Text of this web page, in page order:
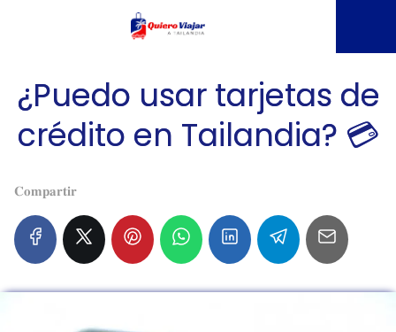
¿Puedo usar tarjetas de
crédito en Tailandia? 💳
𝐂𝐨𝐦𝐩𝐚𝐫𝐭𝐢𝐫